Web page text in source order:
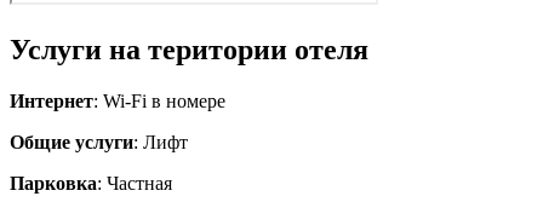
Услуги на територии отеля
Интернет: Wi-Fi в номере
Общие услуги: Лифт
Парковка: Частная